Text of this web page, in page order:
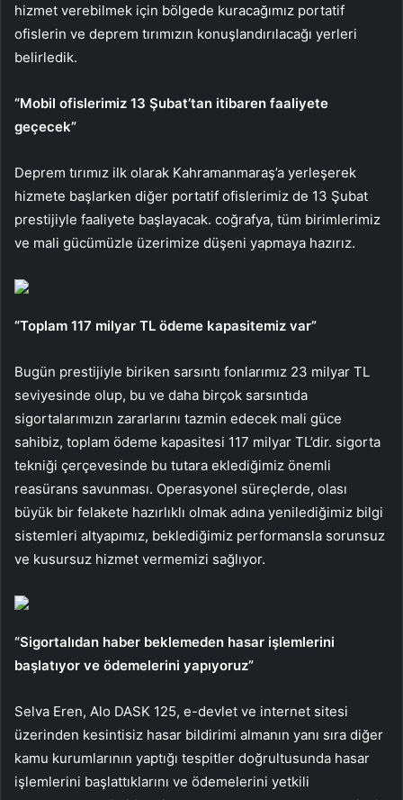
hizmet verebilmek için bölgede kuracağımız portatif
ofislerin ve deprem tırımızın konuşlandırılacağı yerleri
belirledik.
“Mobil ofislerimiz 13 Şubat’tan itibaren faaliyete
geçecek”
Deprem tırımız ilk olarak Kahramanmaraş’a yerleşerek
hizmete başlarken diğer portatif ofislerimiz de 13 Şubat
prestijiyle faaliyete başlayacak. coğrafya, tüm birimlerimiz
ve mali gücümüzle üzerimize düşeni yapmaya hazırız.
“Toplam 117 milyar TL ödeme kapasitemiz var”
Bugün prestijiyle biriken sarsıntı fonlarımız 23 milyar TL
seviyesinde olup, bu ve daha birçok sarsıntıda
sigortalarımızın zararlarını tazmin edecek mali güce
sahibiz, toplam ödeme kapasitesi 117 milyar TL’dir. sigorta
tekniği çerçevesinde bu tutara eklediğimiz önemli
reasürans savunması. Operasyonel süreçlerde, olası
büyük bir felakete hazırlıklı olmak adına yenilediğimiz bilgi
sistemleri altyapımız, beklediğimiz performansla sorunsuz
ve kusursuz hizmet vermemizi sağlıyor.
“Sigortalıdan haber beklemeden hasar işlemlerini
başlatıyor ve ödemelerini yapıyoruz”
Selva Eren, Alo DASK 125, e-devlet ve internet sitesi
üzerinden kesintisiz hasar bildirimi almanın yanı sıra diğer
kamu kurumlarının yaptığı tespitler doğrultusunda hasar
işlemlerini başlattıklarını ve ödemelerini yetkili